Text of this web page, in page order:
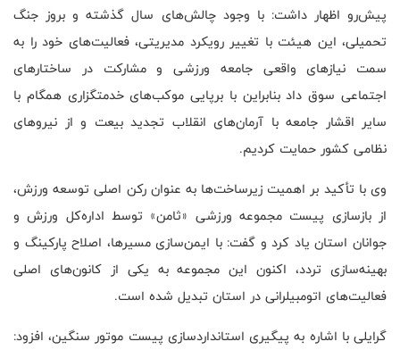
پیش‌رو اظهار داشت: با وجود چالش‌های سال گذشته و بروز جنگ
تحمیلی، این هیئت با تغییر رویکرد مدیریتی، فعالیت‌های خود را به
سمت نیازهای واقعی جامعه ورزشی و مشارکت در ساختارهای
اجتماعی سوق داد بنابراین با برپایی موکب‌های خدمتگزاری همگام با
سایر اقشار جامعه با آرمان‌های انقلاب تجدید بیعت و از نیروهای
نظامی کشور حمایت کردیم.
وی با تأکید بر اهمیت زیرساخت‌ها به عنوان رکن اصلی توسعه ورزش،
از بازسازی پیست مجموعه ورزشی «ثامن» توسط اداره‌کل ورزش و
جوانان استان یاد کرد و گفت: با ایمن‌سازی مسیرها، اصلاح پارکینگ و
بهینه‌سازی تردد، اکنون این مجموعه به یکی از کانون‌های اصلی
فعالیت‌های اتومبیلرانی در استان تبدیل شده است.
گرایلی با اشاره به پیگیری استانداردسازی پیست موتور سنگین، افزود: